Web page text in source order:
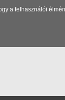
a felhasználói